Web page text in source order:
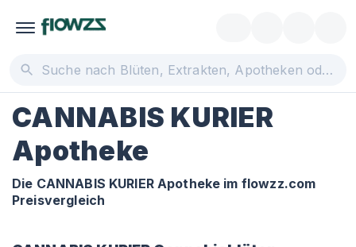
CANNABIS KURIER
Apotheke
Die CANNABIS KURIER Apotheke im flowzz.com
Preisvergleich